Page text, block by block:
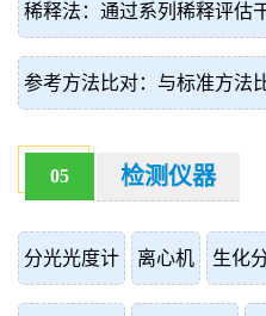
稀释法：通过系列稀释评估
参考方法比对：与标准方法
05 检测仪器
分光光度计 离心机 生化